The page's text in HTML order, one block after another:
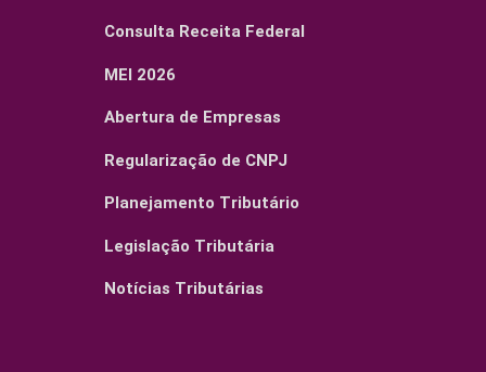
Consulta Receita Federal
MEI 2026
Abertura de Empresas
Regularização de CNPJ
Planejamento Tributário
Legislação Tributária
Notícias Tributárias